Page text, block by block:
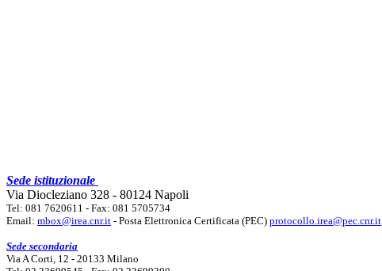
Sede istituzionale
Via Diocleziano 328 - 80124 Napoli
Tel: 081 7620611 - Fax: 081 5705734
Email: mbox@irea.cnr.it - Posta Elettronica Certificata (PEC) protocollo.irea@pec.cnr.it
Sede secondaria
Via A Corti, 12 - 20133 Milano